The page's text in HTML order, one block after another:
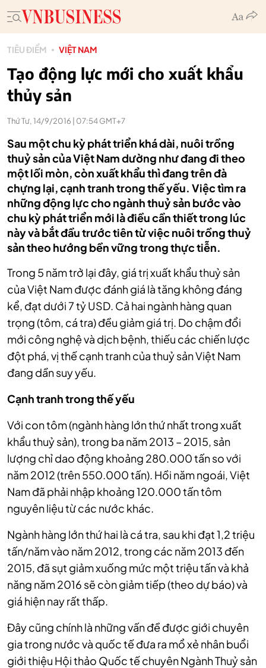
TIÊU ĐIỂM VIỆT NAM
Tạo động lực mới cho xuất khẩu
thủy sản
Thứ Tư, 14/9/2016 | 07:54 GMT+7
Sau một chu kỳ phát triển khá dài, nuôi trồng
thuỷ sản của Việt Nam dường như đang đi theo
một lối mòn, còn xuất khẩu thì đang trên đà
chựng lại, cạnh tranh trong thế yếu. Việc tìm ra
những động lực cho ngành thuỷ sản bước vào
chu kỳ phát triển mới là điều cần thiết trong lúc
này và bắt đầu trước tiên từ việc nuôi trồng thuỷ
sản theo hướng bền vững trong thực tiễn.
Trong 5 năm trở lại đây, giá trị xuất khẩu thuỷ sản
của Việt Nam được đánh giá là tăng không đáng
kể, đạt dưới 7 tỷ USD. Cả hai ngành hàng quan
trọng (tôm, cá tra) đều giảm giá trị. Do chậm đổi
mới công nghệ và dịch bệnh, thiếu các chiến lược
đột phá, vị thế cạnh tranh của thuỷ sản Việt Nam
đang dần suy yếu.
Cạnh tranh trong thế yếu
Với con tôm (ngành hàng lớn thứ nhất trong xuất
khẩu thuỷ sản), trong ba năm 2013 – 2015, sản
lượng chỉ dao động khoảng 280.000 tấn so với
năm 2012 (trên 550.000 tấn). Hồi năm ngoái, Việt
Nam đã phải nhập khoảng 120.000 tấn tôm
nguyên liệu từ các nước khác.
Ngành hàng lớn thứ hai là cá tra, sau khi đạt 1,2 triệu
tấn/năm vào năm 2012, trong các năm 2013 đến
2015, đã sụt giảm xuống mức một triệu tấn và khả
năng năm 2016 sẽ còn giảm tiếp (theo dự báo) và
giá hiện nay rất thấp.
Đây cũng chính là những vấn đề được giới chuyên
gia trong nước và quốc tế đưa ra mổ xẻ nhân buổi
giới thiệu Hội thảo Quốc tế chuyên Ngành Thuỷ sản